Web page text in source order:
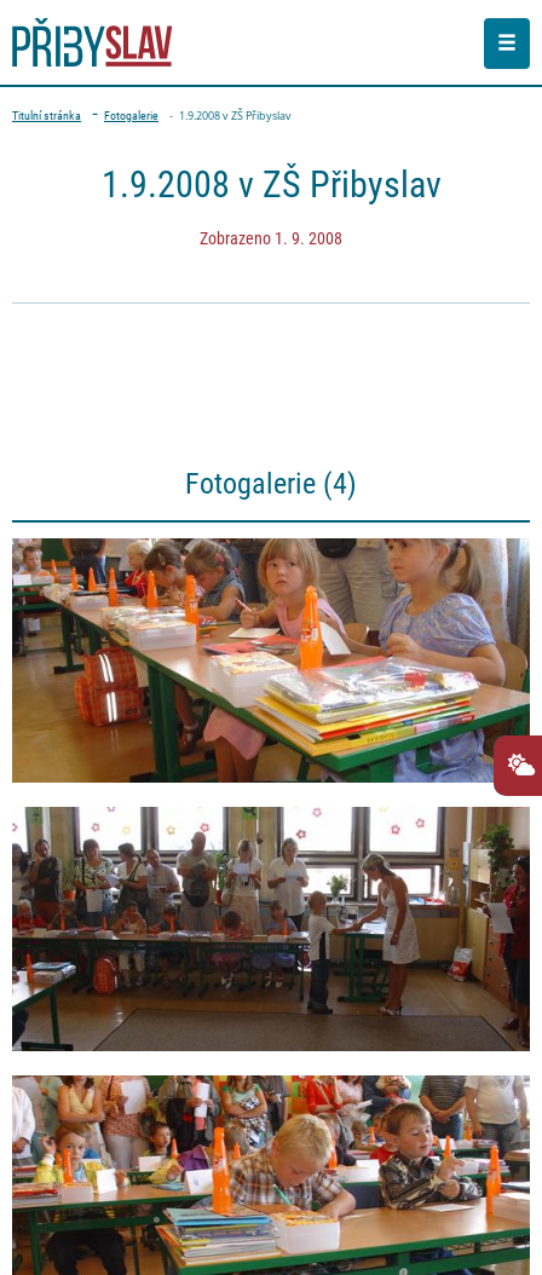
Drobečková navigace
Titulní stránka Fotogalerie 1.9.2008 v ZŠ Přibyslav
1.9.2008 v ZŠ Přibyslav
Zobrazeno 1. 9. 2008
Fotogalerie (4)